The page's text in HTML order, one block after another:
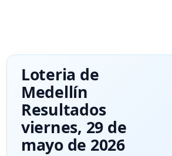
Loteria de
Medellín
Resultados
viernes, 29 de
mayo de 2026